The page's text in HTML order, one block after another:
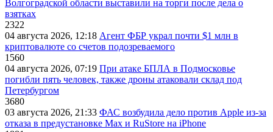
Волгоградской области выставили на торги после дела о
взятках
2322
04 августа 2026, 12:18 Агент ФБР украл почти $1 млн в
криптовалюте со счетов подозреваемого
1560
04 августа 2026, 07:19 При атаке БПЛА в Подмосковье
погибли пять человек, также дроны атаковали склад под
Петербургом
3680
03 августа 2026, 21:33 ФАС возбудила дело против Apple из-за
отказа в предустановке Max и RuStore на iPhone